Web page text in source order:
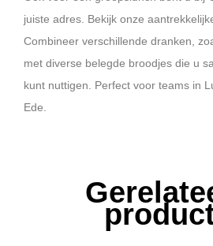
juiste adres. Bekijk onze
Combineer verschillende dranken,
met diverse belegde broodjes die u
kunt nuttigen. Perfect voor teams in
Ede.